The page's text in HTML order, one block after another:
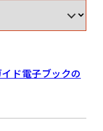
ド電子ブックの